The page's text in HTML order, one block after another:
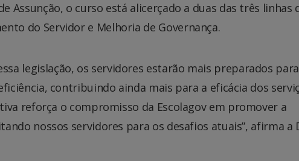
Assunção, o curso está alicerçado a duas das três linhas
do Servidor e Melhoria de Governança.
legislação, os servidores estarão mais preparados para
contribuindo ainda mais para a eficácia dos
reforça o compromisso da Escolagov em promover a
nossos servidores para os desafios atuais”, afirma a